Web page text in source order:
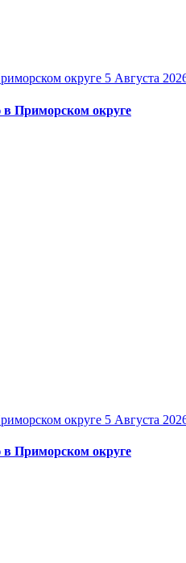
5 Августа
Приморском округе
5 Августа
Приморском округе